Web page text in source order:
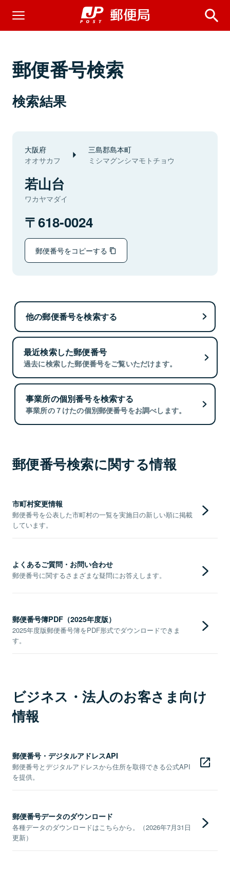
郵便番号検索
検索結果
大阪府
オオサカフ
三島郡島本町
ミシマグンシマモトチョウ
若山台
ワカヤマダイ
618-0024
郵便番号をコピーする
他の郵便番号を検索する
最近検索した郵便番号
過去に検索した郵便番号をご覧いただけます。
事業所の個別番号を検索する
事業所の７けたの個別郵便番号をお調べします。
郵便番号検索に関する情報
市町村変更情報
郵便番号を公表した市町村の一覧を実施日の新しい順に掲載
しています。
よくあるご質問・お問い合わせ
郵便番号に関するさまざまな疑問にお答えします。
郵便番号簿PDF（2025年度版）
2025年度版郵便番号簿をPDF形式でダウンロードできま
す。
ビジネス・法人のお客さま向け
情報
郵便番号・デジタルアドレスAPI
郵便番号とデジタルアドレスから住所を取得できる公式API
を提供。
郵便番号データのダウンロード
各種データのダウンロードはこちらから。（2026年7月31日
更新）